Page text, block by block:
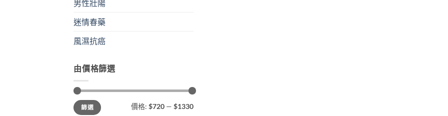
男性壯陽
迷情春藥
風濕抗癌
由價格篩選
最
低
價
最
高
價
篩選 價格: $720 — $1330